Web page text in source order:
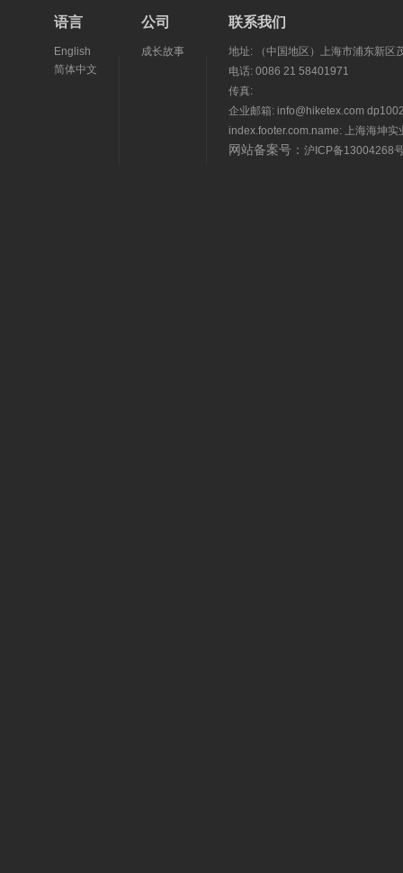
语言
English
简体中文
公司
成长故事
联系我们
地址: （中国地区）上海市浦东新区
电话: 0086 21 58401971
传真:
企业邮箱: info@hiketex.com
index.footer.com.name: 上海海坤实
网站备案号： 沪ICP备13004268